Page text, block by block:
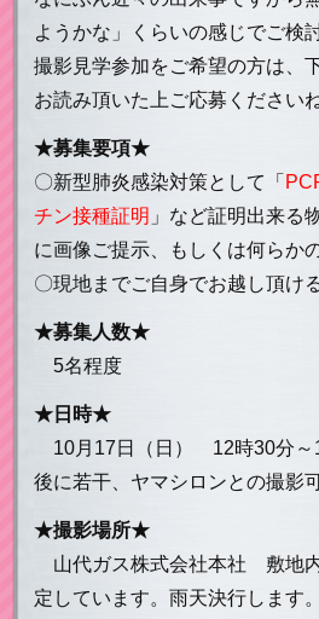
ようかな」くらいの感じでご検
撮影見学参加をご希望の方は、
お読み頂いた上ご応募ください
★募集要項★
〇新型肺炎感染対策として「
チン接種証明 」など証明出来る
に画像ご提示、もしくは何らか
〇現地までご自身でお越し頂け
★募集人数★
5名程度
★日時★
10月17日（日） 12時30分
後に若干、ヤマシロンとの撮影
★撮影場所★
山代ガス株式会社本社 敷地
定しています。雨天決行します。